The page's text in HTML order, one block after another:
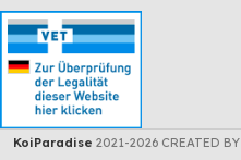
KoiParadise 2021-2026 CREATED BY